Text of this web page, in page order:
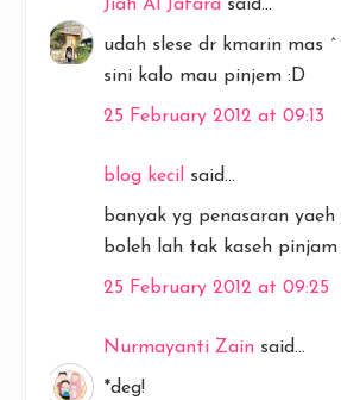
Jiah Al Jafara said...
udah slese dr kmarin mas
sini kalo mau pinjem :D
25 February 2012 at 09:13
blog kecil said...
banyak yg penasaran yaeh
boleh lah tak kaseh pinjam
25 February 2012 at 09:25
Nurmayanti Zain said...
*deg!